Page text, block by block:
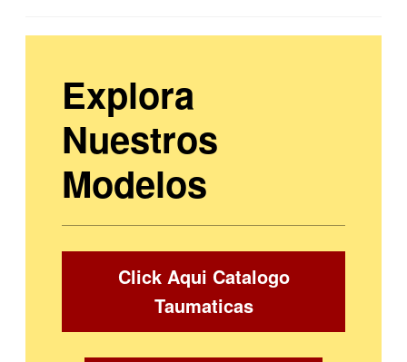
Explora
Nuestros
Modelos
Click Aqui Catalogo
Taumaticas